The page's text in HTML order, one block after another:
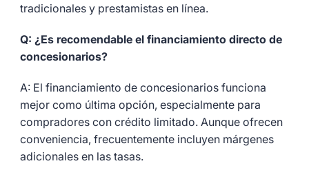
tradicionales y prestamistas en línea.
Q: ¿Es recomendable el financiamiento directo de
concesionarios?
A: El financiamiento de concesionarios funciona
mejor como última opción, especialmente para
compradores con crédito limitado. Aunque ofrecen
conveniencia, frecuentemente incluyen márgenes
adicionales en las tasas.